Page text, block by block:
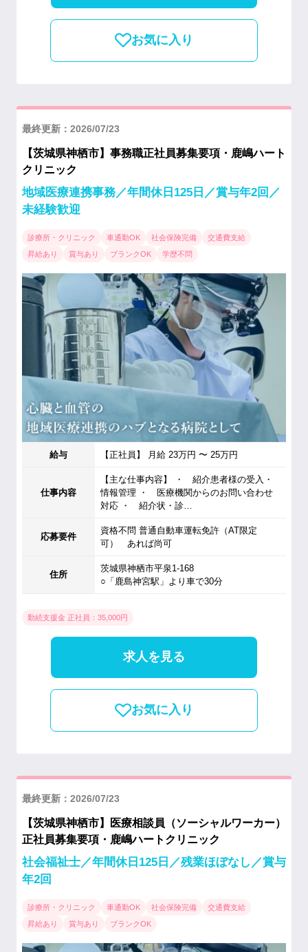
お気に入り
最終更新：2026/07/23
【茨城県神栖市】事務職正社員募集要項・鹿嶋ハート
クリニック
地域医療連携事務／年間休日125日／賞与年2回／
未経験歓迎
診療所・クリニック 車通勤OK 社会保険完備
交通費支給
昇給あり
賞与あり ブランクOK 学歴不問
給与 【正社員】 月給 23万円 〜 25万円
仕事内容
【主な仕事内容】 ・ 紹介患者様の受入・
情報管理 ・ 医療機関からのお問い合わせ
対応 ・ 紹介状・診…
応募要件
資格不問 普通自動車運転免許（AT限定
可） あれば尚可
住所
茨城県神栖市平泉1-168
○「鹿島神宮駅」より車で30分
勤続支援金 正社員：35,000円
求人を見る
お気に入り
最終更新：2026/07/23
【茨城県神栖市】医療相談員（ソーシャルワーカー）
正社員募集要項・鹿嶋ハートクリニック
社会福祉士／年間休日125日／残業ほぼなし／賞与
年2回
診療所・クリニック 車通勤OK 社会保険完備
交通費支給
昇給あり
賞与あり ブランクOK